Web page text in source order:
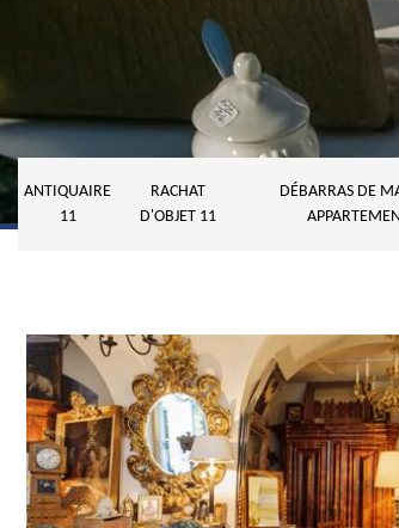
ANTIQUAIRE
11
RACHAT
D'OBJET 11
DÉBARRAS DE